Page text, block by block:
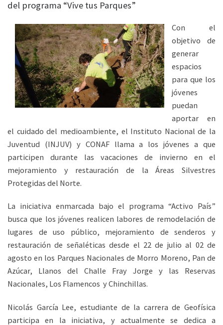
del programa “Vive tus Parques”
Con el
objetivo de
generar
espacios
para que los
jóvenes
puedan
aportar en
el cuidado del medioambiente, el Instituto Nacional de la
Juventud (INJUV) y CONAF llama a los jóvenes a que
participen durante las vacaciones de invierno en el
mejoramiento y restauración de la Áreas Silvestres
Protegidas del Norte.
La iniciativa enmarcada bajo el programa “Activo País”
busca que los jóvenes realicen labores de remodelación de
lugares de uso público, mejoramiento de senderos y
restauración de señaléticas desde el 22 de julio al 02 de
agosto en los Parques Nacionales de Morro Moreno, Pan de
Azúcar, Llanos del Challe Fray Jorge y las Reservas
Nacionales, Los Flamencos y Chinchillas.
Nicolás García Lee, estudiante de la carrera de Geofísica
participa en la iniciativa, y actualmente se dedica a